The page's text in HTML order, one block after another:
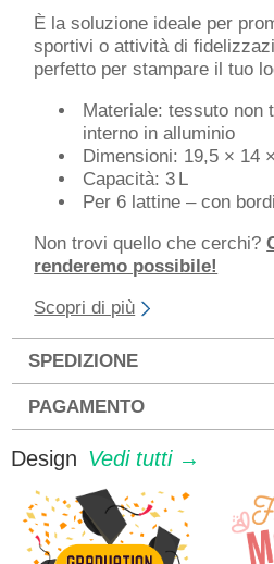
È la soluzione ideale per
sportivi o attività di
perfetto per stampare il tuo
Materiale: tessuto non
interno in alluminio
Dimensioni: 19,5 × 14
Capacità: 3 L
Per 6 lattine – con
Non trovi quello che cerchi?
renderemo possibile!
Scopri di più
SPEDIZIONE
PAGAMENTO
Design Vedi tutti →